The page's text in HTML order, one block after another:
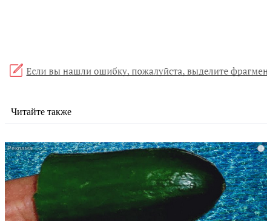
Читайте также
i